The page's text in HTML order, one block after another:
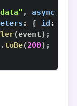
, async
: { id :
(event) ;
.toBe(200) ;